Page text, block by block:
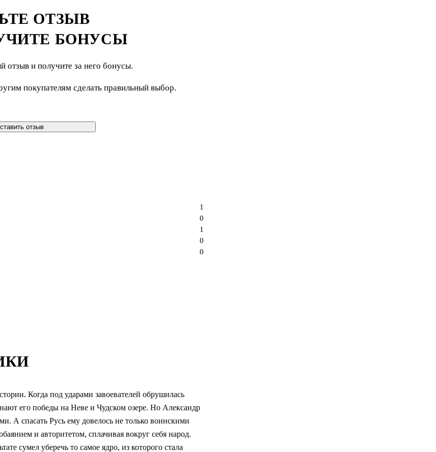
Когда под ударами завоевателей обрушилась
его победы на Неве и Чудском озере. Но Александр
А спасать Русь ему довелось не только воинскими
и авторитетом, сплачивая вокруг себя народ.
сумел уберечь то самое ядро, из которого стала
ОТЗЫВ
БОНУСЫ
отзыв и получите за него бонусы.
покупателям сделать правильный выбор.
отзыв
0
0
1
0
1